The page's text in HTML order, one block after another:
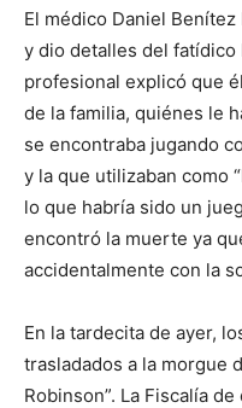
El médico Daniel
y dio detalles del fatídico
profesional explicó que
de la familia, quiénes le
se encontraba jugando
y la que utilizaban como
lo que habría sido un
encontró la muerte ya
accidentalmente con la
En la tardecita de ayer,
trasladados a la morgue
Robinson”. La Fiscalía